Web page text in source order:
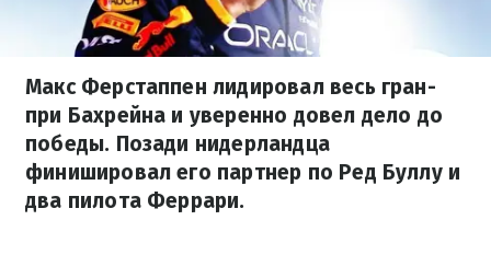
Макс Ферстаппен лидировал весь гран-
при Бахрейна и уверенно довел дело до
победы. Позади нидерландца
финишировал его партнер по Ред Буллу и
два пилота Феррари.